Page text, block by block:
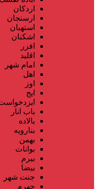
اردکان
ارسنجان
استهبان
اشکنان
افزر
اقلید
امام شهر
اهل
اوز
ایج
باب انار
بالاده
بنارویه
بهمن
بوانات
بیرم
بیضا
جنت شهر
جهرم